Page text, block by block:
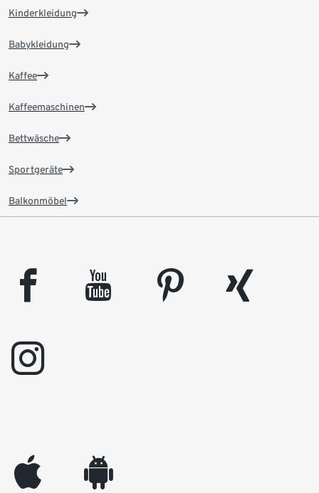
Kinderkleidung
Babykleidung
Kaffee
Kaffeemaschinen
Bettwäsche
Sportgeräte
Balkonmöbel
facebook youtube pinterest
xing
instagram
appleinc android